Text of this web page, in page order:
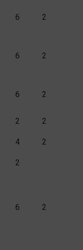
6 2
6 2
6 2
2 2
4 2
2
6 2